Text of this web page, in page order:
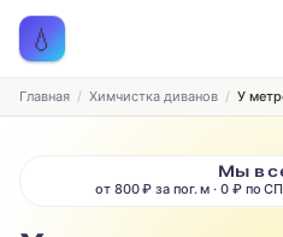
💧
Записаться на
Рассчитаем стоимость и
ТИП МЕБЕЛИ
ТИП ОБИВКИ
Главная Химчистка диванов У
Мы в
от 800 ₽ за пог. м · 0 ₽ по